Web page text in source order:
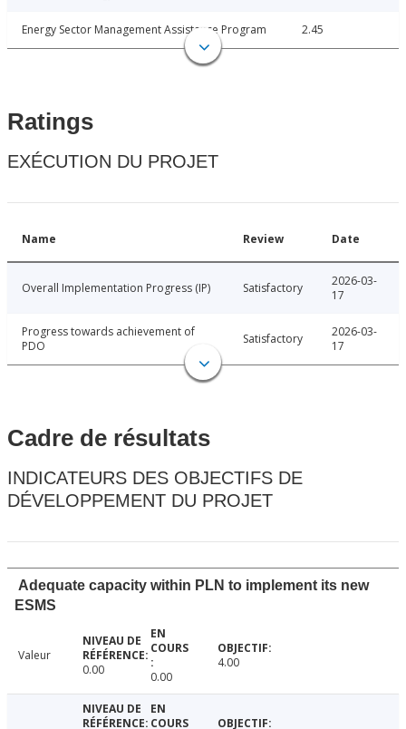
Energy Sector Management Assistance Program 2.45
Ratings
EXÉCUTION DU PROJET
Name Review Date
Overall Implementation Progress (IP) Satisfactory
2026-03-
17
Progress towards achievement of
PDO
Satisfactory
2026-03-
17
Cadre de résultats
INDICATEURS DES OBJECTIFS DE
DÉVELOPPEMENT DU PROJET
Adequate capacity within PLN to implement its new
ESMS
Valeur
0.00
0.00
4.00